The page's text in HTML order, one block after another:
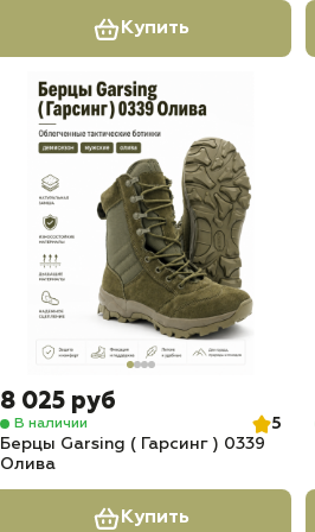
Купить
8 025 руб
В наличии
5
Берцы Garsing ( Гарсинг ) 0339
Олива
Купить